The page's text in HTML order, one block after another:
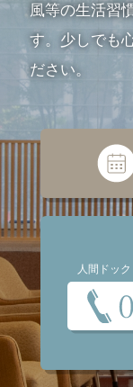
風等の生活習
す。 少しでも
ださい。
人間ドッ